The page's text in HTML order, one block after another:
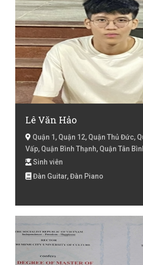
Lê Văn Hảo
Quận 1, Quận 12, Quận Thủ Đức,
Vấp, Quận Bình Thạnh, Quận Tân
Quận Phú Nhuận, Quận 2, Quận 3,
Quận 4, Quận 5, Quận 6, Quận 8,
Sinh viên
Đàn Guitar, Đàn Piano